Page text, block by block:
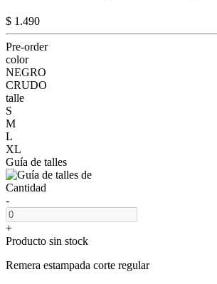
$ 1.490
Pre-order
color
NEGRO
CRUDO
talle
S
M
L
XL
Guía de talles
Cantidad
-
+
Producto sin stock
Remera estampada corte regular